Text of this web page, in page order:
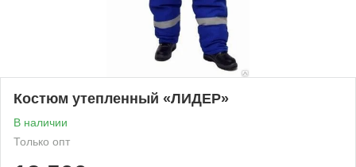
Костюм утепленный «ЛИДЕР»
В наличии
Только опт